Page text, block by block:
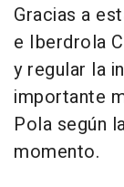
Gracias a
e Iberdrola
y regular la
importante
Pola según
momento.